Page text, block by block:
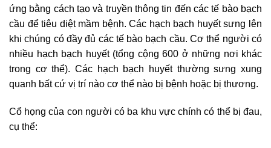
ứng bằng cách tạo và truyền thông tin đến các tế bào bạch
cầu để tiêu diệt mầm bệnh. Các hạch bạch huyết sưng lên
khi chúng có đầy đủ các tế bào bạch cầu. Cơ thể người có
nhiều hạch bạch huyết (tổng cộng 600 ở những nơi khác
trong cơ thể). Các hạch bạch huyết thường sưng xung
quanh bất cứ vị trí nào cơ thể nào bị bệnh hoặc bị thương.
Cổ họng của con người có ba khu vực chính có thể bị đau,
cụ thể: